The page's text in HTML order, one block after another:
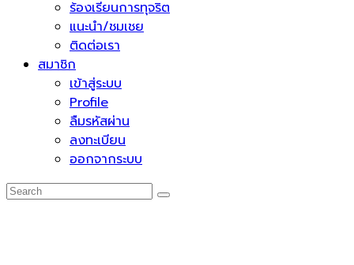
ร้องเรียนการทุจริต
แนะนำ/ชมเชย
ติดต่อเรา
สมาชิก
เข้าสู่ระบบ
Profile
ลืมรหัสผ่าน
ลงทะเบียน
ออกจากระบบ